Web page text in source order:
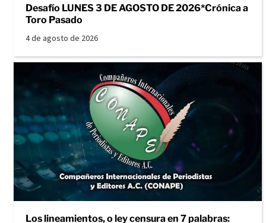
Desafío LUNES 3 DE AGOSTO DE 2026*Crónica a
Toro Pasado
4 de agosto de 2026
Los lineamientos, o ley censura en 7 palabras: